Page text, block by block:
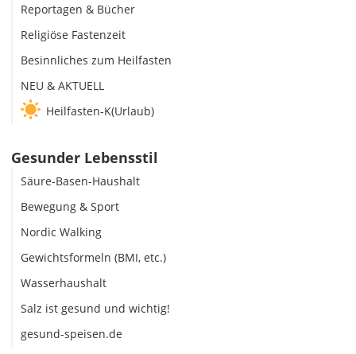
Reportagen & Bücher
Religiöse Fastenzeit
Besinnliches zum Heilfasten
NEU & AKTUELL
Heilfasten-K(Urlaub)
Gesunder Lebensstil
Säure-Basen-Haushalt
Bewegung & Sport
Nordic Walking
Gewichtsformeln (BMI, etc.)
Wasserhaushalt
Salz ist gesund und wichtig!
gesund-speisen.de